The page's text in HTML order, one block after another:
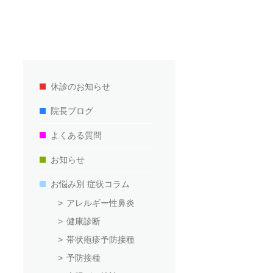
休診のお知らせ
院長ブログ
よくある質問
お知らせ
お悩み別 症状コラム
アレルギー性鼻炎
健康診断
帯状疱疹予防接種
予防接種